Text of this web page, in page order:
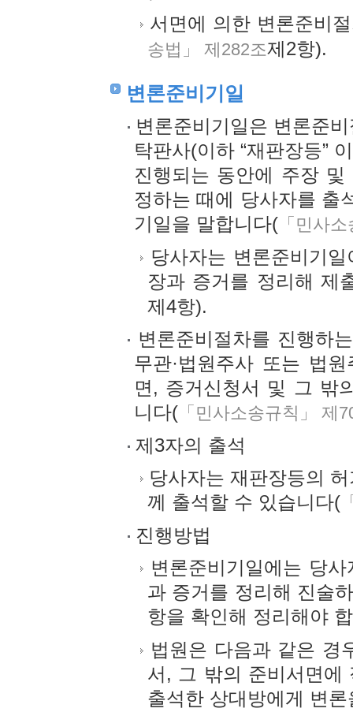
서면에 의한 변론준비
송법」 제282조제2항).
변론준비기일
변론준비기일은 변론준
탁판사(이하 “재판장등”
진행되는 동안에 주장
정하는 때에 당사자를 출
기일을 말합니다( 「민사
당사자는 변론준비기
장과 증거를 정리해 제
제4항).
변론준비절차를 진행하
무관·법원주사 또는 법
면, 증거신청서 및 그 밖
니다( 「민사소송규칙」 제
제3자의 출석
당사자는 재판장등의
께 출석할 수 있습니다(
진행방법
변론준비기일에는 당
과 증거를 정리해 진술
항을 확인해 정리해야
법원은 다음과 같은 경
서, 그 밖의 준비서면에
출석한 상대방에게 변